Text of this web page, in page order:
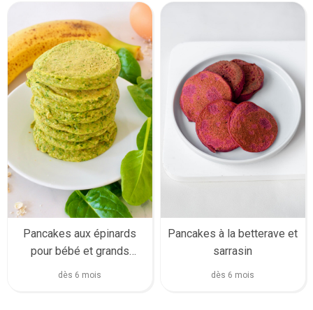
Pancakes aux épinards
pour bébé et grands
(super facile)
dès 6 mois
Pancakes à la betterave et
sarrasin
dès 6 mois